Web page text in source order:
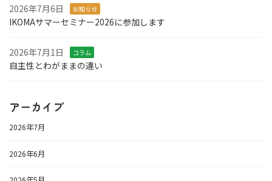
2026年7月6日 お知らせ
IKOMAサマーセミナー2026に参加します
2026年7月1日 コラム
自主性とわがままの違い
アーカイブ
2026年7月
2026年6月